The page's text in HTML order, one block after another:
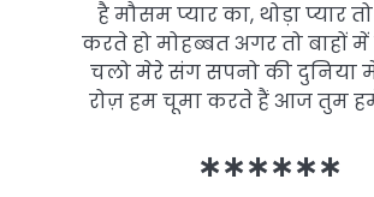
है मौसम प्यार का, थोड़ा प्यार
करते हो मोहब्बत अगर तो बाहों
चलो मेरे संग सपनो की दुनिया
रोज़ हम चूमा करते हैं आज तुम
∗∗∗∗∗∗